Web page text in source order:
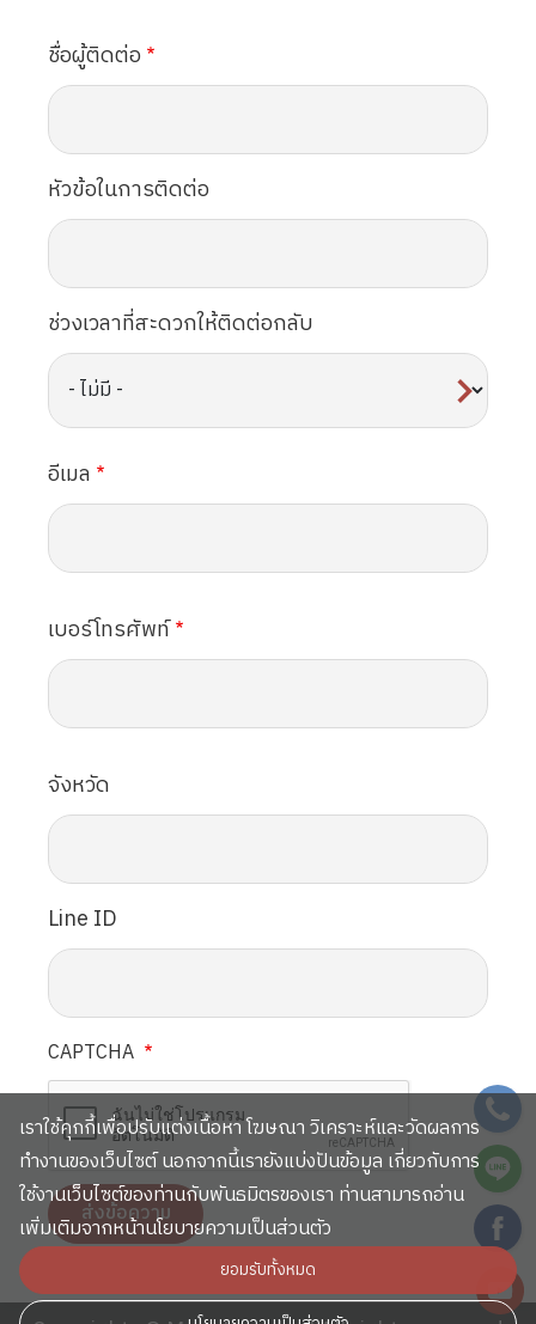
ชื่อผู้ติดต่อ
หัวข้อในการติดต่อ
ช่วงเวลาที่สะดวกให้ติดต่อกลับ
อีเมล
เบอร์โทรศัพท์
จังหวัด
Line ID
CAPTCHA
เราใช้คุกกี้เพื่อปรับแต่งเนื้อหา โฆษณา วิเคราะห์และวัดผลการ
ทำงานของเว็บไซต์ นอกจากนี้เรายังแบ่งปันข้อมูล เกี่ยวกับการ
ใช้งานเว็บไซต์ของท่านกับพันธมิตรของเรา ท่านสามารถอ่าน
เพิ่มเติมจากหน้านโยบายความเป็นส่วนตัว
ยอมรับทั้งหมด
SVG
SVG
SVG
SVG